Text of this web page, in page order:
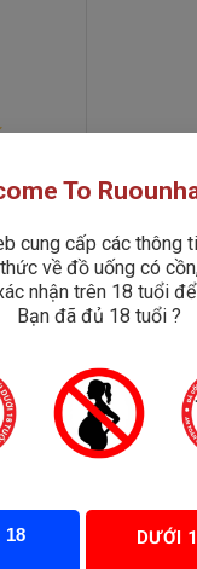
SÁCH
2017/NĐ-CP ngày 14/
To
cung cấp các thông
thức về đồ uống có
nhận trên 18 tuổi
Bạn đã đủ 18 tuổi ?
DƯỚI